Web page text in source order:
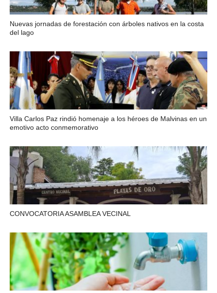
Nuevas jornadas de forestación con árboles nativos en la costa
del lago
Villa Carlos Paz rindió homenaje a los héroes de Malvinas en un
emotivo acto conmemorativo
CONVOCATORIA ASAMBLEA VECINAL